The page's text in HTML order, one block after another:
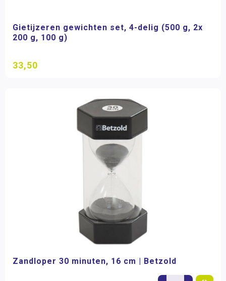
Gietijzeren gewichten set, 4-delig (500 g, 2x
200 g, 100 g)
33,50
Zandloper 30 minuten, 16 cm | Betzold